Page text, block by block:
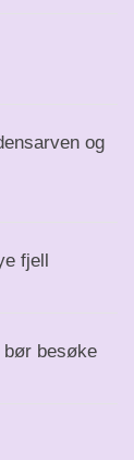
og
fjell
bør besøke